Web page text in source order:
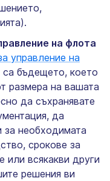
на флота
управление на
са бъдещето, което
размера на вашата
да съхранявате
да
за необходимата
срокове за
или всякакви други
решения ви